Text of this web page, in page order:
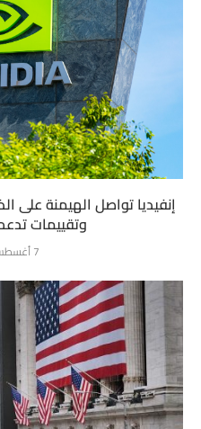
إنفيديا تواصل الهيمنة على
وتقييمات
7 أغسطس، 2026